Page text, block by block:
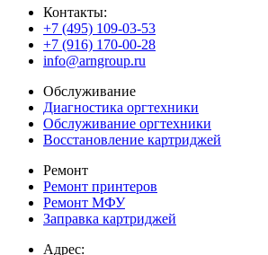
Контакты:
+7 (495) 109-03-53
+7 (916) 170-00-28
info@arngroup.ru
Обслуживание
Диагностика оргтехники
Обслуживание оргтехники
Восстановление картриджей
Ремонт
Ремонт принтеров
Ремонт МФУ
Заправка картриджей
Адрес: